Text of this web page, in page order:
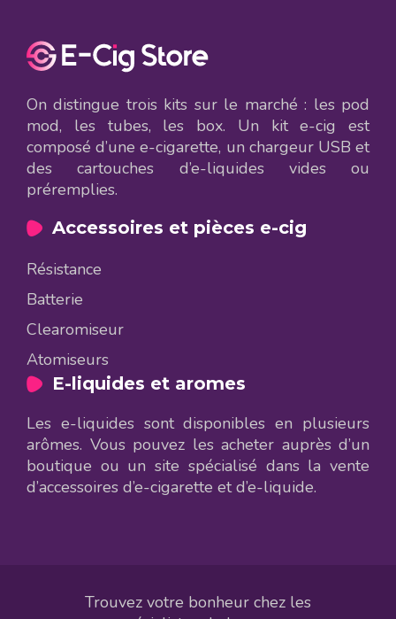
On distingue trois kits sur le marché : les pod
mod, les tubes, les box. Un kit e-cig est
composé d’une e-cigarette, un chargeur USB et
des cartouches d’e-liquides vides ou
préremplies.
Accessoires et pièces e-cig
Résistance
Batterie
Clearomiseur
Atomiseurs
E-liquides et aromes
Les e-liquides sont disponibles en plusieurs
arômes. Vous pouvez les acheter auprès d’un
boutique ou un site spécialisé dans la vente
d’accessoires d’e-cigarette et d’e-liquide.
Trouvez votre bonheur chez les